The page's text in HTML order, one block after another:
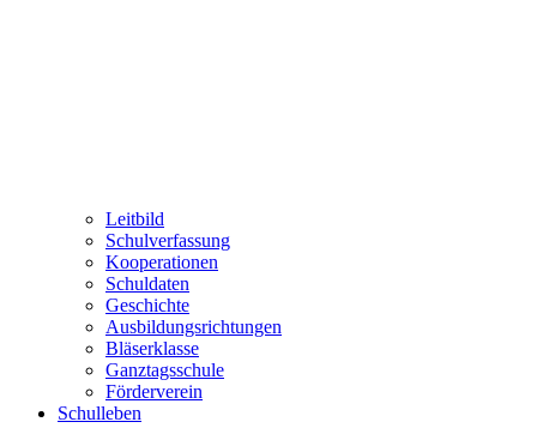
Leitbild
Schulverfassung
Kooperationen
Schuldaten
Geschichte
Ausbildungsrichtungen
Bläserklasse
Ganztagsschule
Förderverein
Schulleben